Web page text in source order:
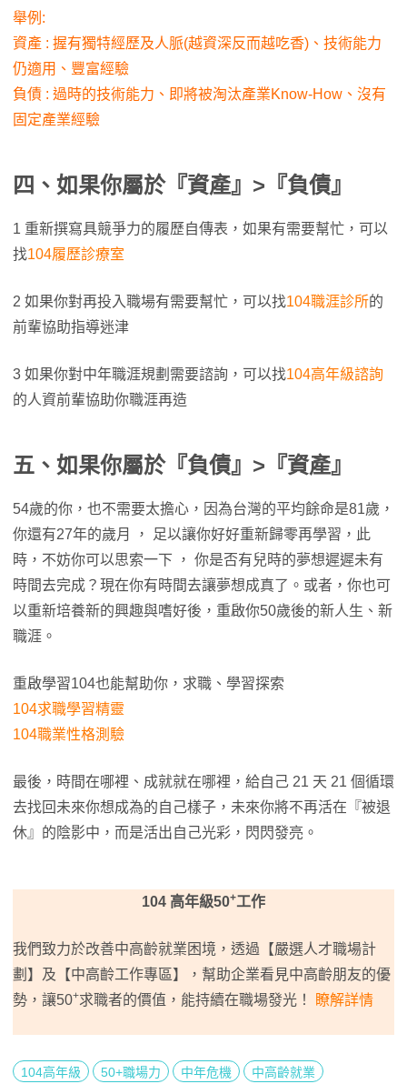
舉例:
資產 : 握有獨特經歷及人脈(越資深反而越吃香)、技術能力
仍適用、豐富經驗
負債 : 過時的技術能力、即將被淘汰產業Know-How、沒有
固定產業經驗
四、如果你屬於『資產』>『負債』
1 重新撰寫具競爭力的履歷自傳表，如果有需要幫忙，可以
找104履歷診療室
2 如果你對再投入職場有需要幫忙，可以找104職涯診所的
前輩協助指導迷津
3 如果你對中年職涯規劃需要諮詢，可以找104高年級諮詢
的人資前輩協助你職涯再造
五、如果你屬於『負債』>『資產』
54歲的你，也不需要太擔心，因為台灣的平均餘命是81歲，
你還有27年的歲月 ， 足以讓你好好重新歸零再學習，此
時，不妨你可以思索一下 ， 你是否有兒時的夢想遲遲未有
時間去完成？現在你有時間去讓夢想成真了。或者，你也可
以重新培養新的興趣與嗜好後，重啟你50歲後的新人生、新
職涯。
重啟學習104也能幫助你，求職、學習探索
104求職學習精靈
104職業性格測驗
最後，時間在哪裡、成就就在哪裡，給自己 21 天 21 個循環
去找回未來你想成為的自己樣子，未來你將不再活在『被退
休』的陰影中，而是活出自己光彩，閃閃發亮。
104 高年級50+工作
我們致力於改善中高齡就業困境，透過【嚴選人才職場計
劃】及【中高齡工作專區】，幫助企業看見中高齡朋友的優
勢，讓50+求職者的價值，能持續在職場發光！ 瞭解詳情
104高年級 50+職場力 中年危機 中高齡就業